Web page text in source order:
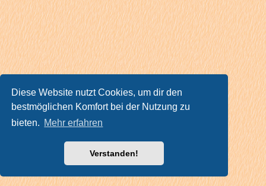
Diese Website nutzt Cookies, um dir den
bestmöglichen Komfort bei der Nutzung zu
bieten. Mehr erfahren
Verstanden!